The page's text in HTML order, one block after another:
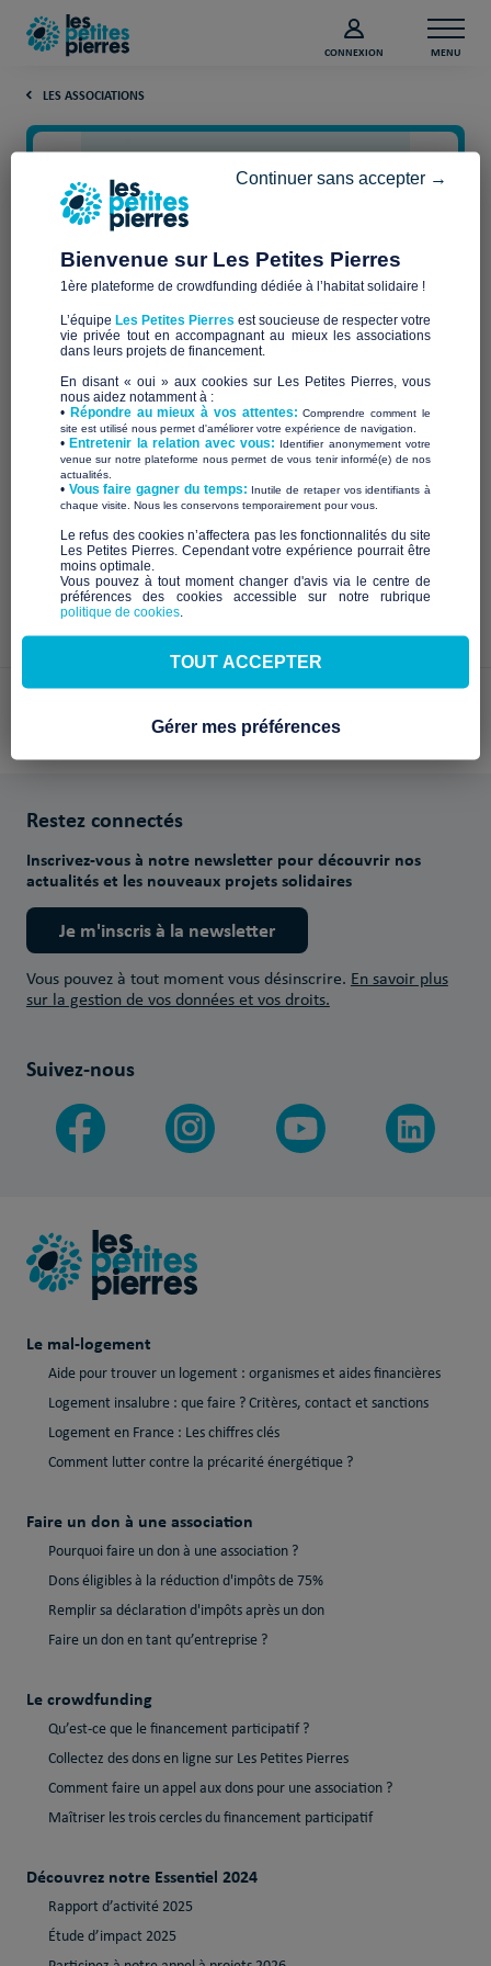
CONNEXION MENU
LES ASSOCIATIONS
ASFAD
Qui sommes-nous ?
À venir
Restez connectés
Inscrivez-vous à notre newsletter pour découvrir nos
actualités et les nouveaux projets solidaires
Je m'inscris à la newsletter
Vous pouvez à tout moment vous désinscrire. En savoir plus
sur la gestion de vos données et vos droits.
Suivez-nous
Le mal-logement
Aide pour trouver un logement : organismes et aides financières
Logement insalubre : que faire ? Critères, contact et sanctions
Logement en France : Les chiffres clés
Comment lutter contre la précarité énergétique ?
Faire un don à une association
Pourquoi faire un don à une association ?
Dons éligibles à la réduction d'impôts de 75%
Remplir sa déclaration d'impôts après un don
Faire un don en tant qu’entreprise ?
Le crowdfunding
Qu’est-ce que le financement participatif ?
Collectez des dons en ligne sur Les Petites Pierres
Comment faire un appel aux dons pour une association ?
Maîtriser les trois cercles du financement participatif
Découvrez notre Essentiel 2024
Rapport d’activité 2025
Étude d’impact 2025
Bienvenue sur Les Petites Pierres
1ère plateforme de crowdfunding dédiée à l’habitat solidaire !
L’équipe Les Petites Pierres est soucieuse de respecter votre
vie privée tout en accompagnant au mieux les associations
dans leurs projets de financement.
En disant « oui » aux cookies sur Les Petites Pierres, vous
nous aidez notamment à :
• Répondre au mieux à vos attentes:Comprendre comment le
site est utilisé nous permet d'améliorer votre expérience de navigation.
•Entretenir la relation avec vous: Identifier anonymement votre
venue sur notre plateforme nous permet de vous tenir informé(e) de nos
actualités.
​• Vous faire gagner du temps: Inutile de retaper vos identifiants à
chaque visite. Nous les conservons temporairement pour vous.
​Le refus des cookies n’affectera pas les fonctionnalités du site
Les Petites Pierres. Cependant votre expérience pourrait être
moins optimale.​
Vous pouvez à tout moment changer d'avis via le centre de
préférences des cookies accessible sur notre rubrique
politique de cookies
Continuer sans accepter →
TOUT ACCEPTER
Gérer mes préférences